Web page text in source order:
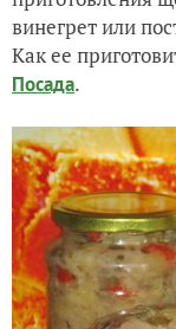
винегрет или
Как ее
Посада.